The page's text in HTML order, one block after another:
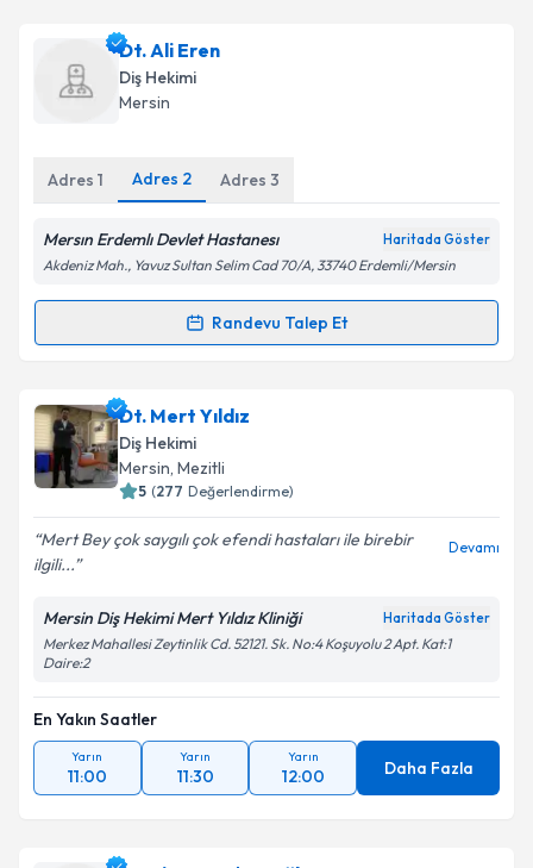
Dt. Ali Eren
Diş Hekimi
Mersin
Adres 1 Adres 2 Adres 3
Mersın Erdemlı Devlet Hastanesı Haritada Göster
Akdeniz Mah., Yavuz Sultan Selim Cad 70/A, 33740 Erdemli/Mersin
Randevu Talep Et
Randevu Takvimi Talebi
Dt. Ali Ereniçin randevu takvimi talebi oluşturun. Size
bu uzmandan randevu almanız için bir takvim
hazırlandığında e-posta ile bilgilendireceğiz.
Kişisel verilerimin işlenmesine ilişkin
Aydınlatma
Metni'ni okudum ve kişisel verilerimin belirtilen
Takvim Talebini Gönder
Dt. Mert Yıldız
Diş Hekimi
Mersin, Mezitli
5 (277 Değerlendirme)
Mert Bey çok saygılı çok efendi hastaları ile birebir
ilgili...
Devamı
Mersin Diş Hekimi Mert Yıldız Kliniği Haritada Göster
Merkez Mahallesi Zeytinlik Cd. 52121. Sk. No:4 Koşuyolu 2 Apt. Kat:1
Daire:2
En Yakın Saatler
Yarın
11:00
Yarın
11:30
Yarın
12:00 Daha Fazla